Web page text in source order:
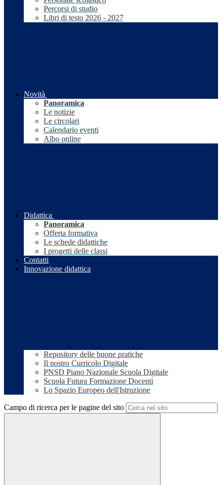
Percorsi di studio
Libri di testo 2026 - 2027
Novità
Panoramica
Le notizie
Le circolari
Calendario eventi
Albo online
Didattica
Panoramica
Offerta formativa
Le schede didattiche
I progetti delle classi
Contatti
Innovazione didattica
Repository delle buone pratiche
Il nostro Curricolo Digitale
PNSD Piano Nazionale Scuola Digitale
Scuola Futura Formazione Docenti
Lo Spazio Europeo dell'Istruzione
Campo di ricerca per le pagine del sito